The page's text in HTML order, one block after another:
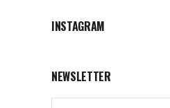
INSTAGRAM
NEWSLETTER